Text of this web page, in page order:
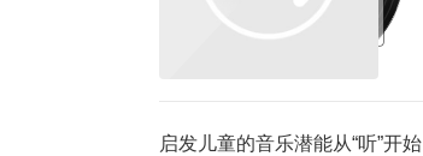
启发儿童的音乐潜能从“听”开始